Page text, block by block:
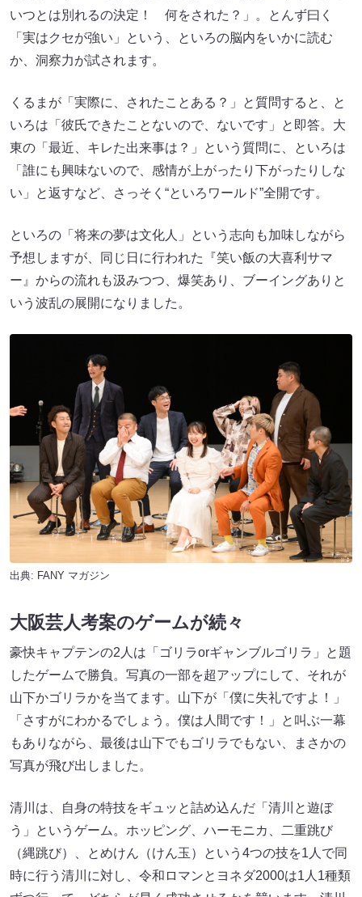
いつとは別れるの決定！ 何をされた？」。とんず曰く
「実はクセが強い」という、といろの脳内をいかに読む
か、洞察力が試されます。
くるまが「実際に、されたことある？」と質問すると、と
いろは「彼氏できたことないので、ないです」と即答。大
東の「最近、キレた出来事は？」という質問に、といろは
「誰にも興味ないので、感情が上がったり下がったりしな
い」と返すなど、さっそく“といろワールド”全開です。
といろの「将来の夢は文化人」という志向も加味しながら
予想しますが、同じ日に行われた『笑い飯の大喜利サマ
ー』からの流れも汲みつつ、爆笑あり、ブーイングありと
いう波乱の展開になりました。︎
出典: FANY マガジン
大阪芸人考案のゲームが続々
豪快キャプテンの2人は「ゴリラorギャンブルゴリラ」と題
したゲームで勝負。写真の一部を超アップにして、それが
山下かゴリラかを当てます。山下が「僕に失礼ですよ！」
「さすがにわかるでしょう。僕は人間です！」と叫ぶ一幕
もありながら、最後は山下でもゴリラでもない、まさかの
写真が飛び出しました。
清川は、自身の特技をギュッと詰め込んだ「清川と遊ぼ
う」というゲーム。ホッピング、ハーモニカ、二重跳び
（縄跳び）、とめけん（けん玉）という4つの技を1人で同
時に行う清川に対し、令和ロマンとヨネダ2000は1人1種類